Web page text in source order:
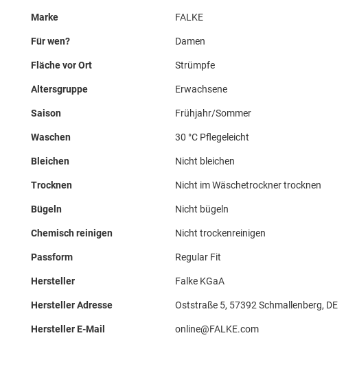
Marke FALKE
Für wen? Damen
Fläche vor Ort Strümpfe
Altersgruppe Erwachsene
Saison Frühjahr/Sommer
Waschen 30 °C Pflegeleicht
Bleichen Nicht bleichen
Trocknen Nicht im Wäschetrockner trocknen
Bügeln Nicht bügeln
Chemisch reinigen Nicht trockenreinigen
Passform Regular Fit
Hersteller Falke KGaA
Hersteller Adresse Oststraße 5, 57392 Schmallenberg, DE
Hersteller E-Mail online@FALKE.com